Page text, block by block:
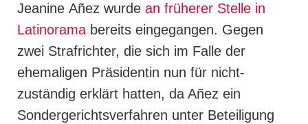
Jeanine Añez wurde an früherer Stelle in
Latinoramabereits eingegangen. Gegen
zwei Strafrichter, die sich im Falle der
ehemaligen Präsidentin nun für nicht-
zuständig erklärt hatten, da Añez ein
Sondergerichtsverfahren unter Beteiligung